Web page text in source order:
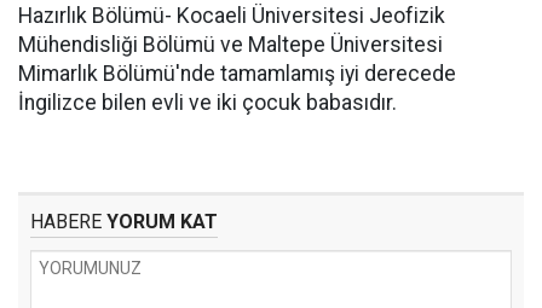
Hazırlık Bölümü- Kocaeli Üniversitesi Jeofizik
Mühendisliği Bölümü ve Maltepe Üniversitesi
Mimarlık Bölümü'nde tamamlamış iyi derecede
İngilizce bilen evli ve iki çocuk babasıdır.
HABERE YORUM KAT